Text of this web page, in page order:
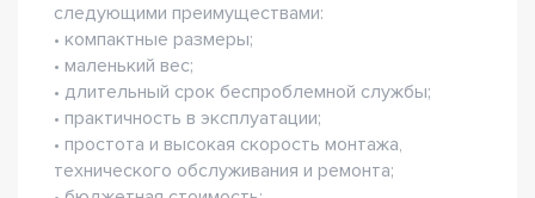
следующими преимуществами:
• компактные размеры;
• маленький вес;
• длительный срок беспроблемной службы;
• практичность в эксплуатации;
• простота и высокая скорость монтажа,
технического обслуживания и ремонта;